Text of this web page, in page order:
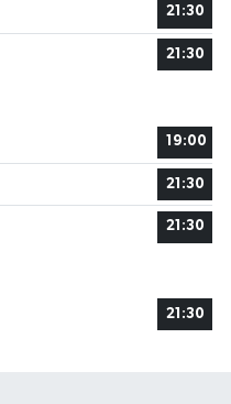
21:30
21:30
19:00
21:30
21:30
21:30